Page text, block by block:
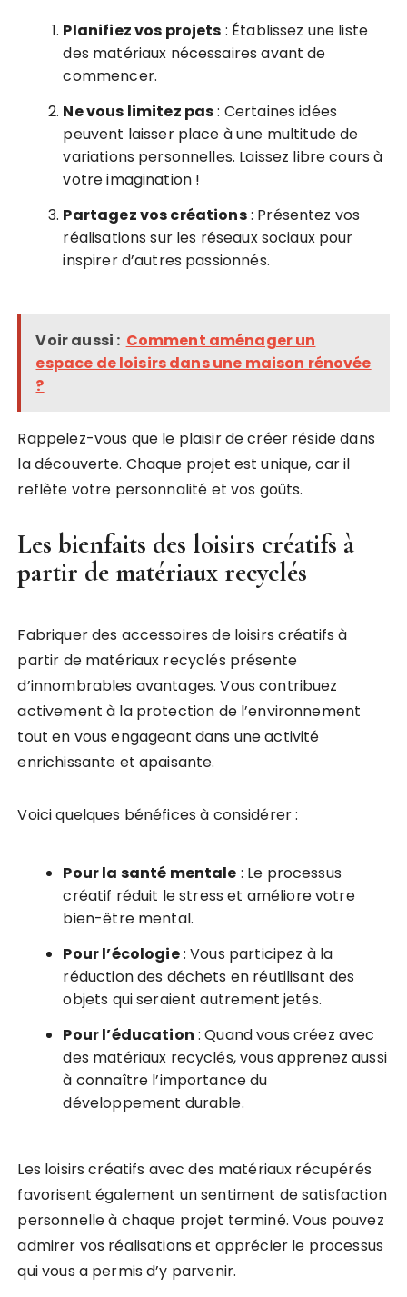
Planifiez vos projets : Établissez une liste
des matériaux nécessaires avant de
commencer.
Ne vous limitez pas: Certaines idées
peuvent laisser place à une multitude de
variations personnelles. Laissez libre cours à
votre imagination !
Partagez vos créations: Présentez vos
réalisations sur les réseaux sociaux pour
inspirer d’autres passionnés.
Voir aussi : Comment aménager un
espace de loisirs dans une maison rénovée
?
Rappelez-vous que le plaisir de créer réside dans
la découverte. Chaque projet est unique, car il
reflète votre personnalité et vos goûts.
Les bienfaits des loisirs créatifs à
partir de matériaux recyclés
Fabriquer des accessoires de loisirs créatifs à
partir de matériaux recyclés présente
d’innombrables avantages. Vous contribuez
activement à la protection de l’environnement
tout en vous engageant dans une activité
enrichissante et apaisante.
Voici quelques bénéfices à considérer :
Pour la santé mentale : Le processus
créatif réduit le stress et améliore votre
bien-être mental.
Pour l’écologie: Vous participez à la
réduction des déchets en réutilisant des
objets qui seraient autrement jetés.
Pour l’éducation : Quand vous créez avec
des matériaux recyclés, vous apprenez aussi
à connaître l’importance du
développement durable.
Les loisirs créatifs avec des matériaux récupérés
favorisent également un sentiment de satisfaction
personnelle à chaque projet terminé. Vous pouvez
admirer vos réalisations et apprécier le processus
qui vous a permis d’y parvenir.